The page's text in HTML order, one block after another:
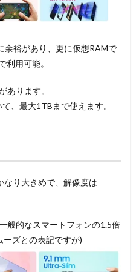
余裕があり、更に仮想RAMで
利用可能。
あります。
、最大1TBまで使えます。
なり大きめで、解像度は
般的なスマートフォンの1.5倍
ーズとの表記ですが)